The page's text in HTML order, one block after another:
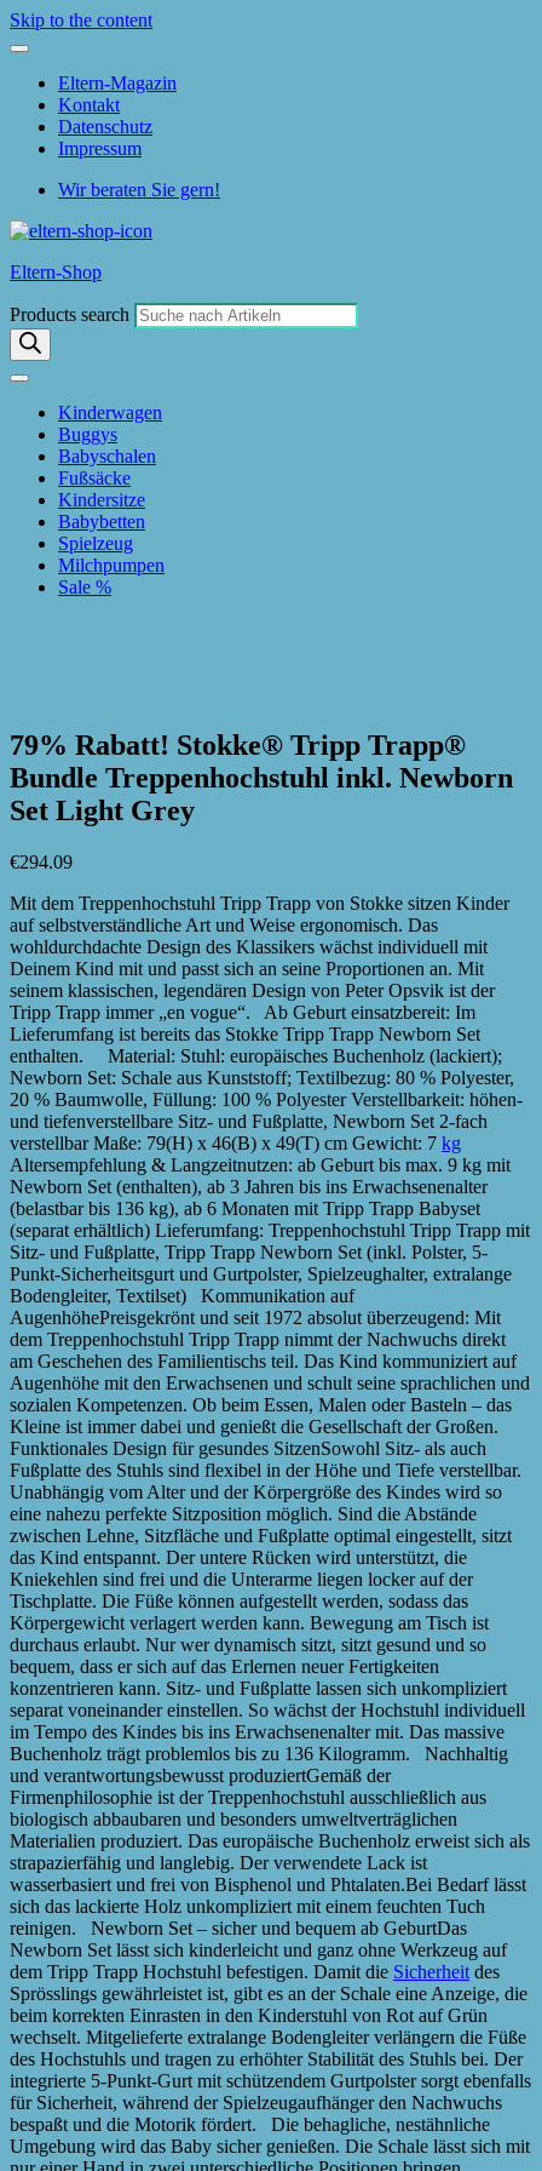
Skip to the content
Eltern-Magazin
Kontakt
Datenschutz
Impressum
Wir beraten Sie gern!
Eltern-Shop
Products search
Kinderwagen
Buggys
Babyschalen
Fußsäcke
Kindersitze
Babybetten
Spielzeug
Milchpumpen
Sale %
79% Rabatt! Stokke® Tripp Trapp®
Bundle Treppenhochstuhl inkl. Newborn
Set Light Grey
€294.09
Mit dem Treppenhochstuhl Tripp Trapp von Stokke sitzen Kinder
auf selbstverständliche Art und Weise ergonomisch. Das
wohldurchdachte Design des Klassikers wächst individuell mit
Deinem Kind mit und passt sich an seine Proportionen an. Mit
seinem klassischen, legendären Design von Peter Opsvik ist der
Tripp Trapp immer „en vogue“. Ab Geburt einsatzbereit: Im
Lieferumfang ist bereits das Stokke Tripp Trapp Newborn Set
enthalten. Material: Stuhl: europäisches Buchenholz (lackiert);
Newborn Set: Schale aus Kunststoff; Textilbezug: 80 % Polyester,
20 % Baumwolle, Füllung: 100 % Polyester Verstellbarkeit: höhen-
und tiefenverstellbare Sitz- und Fußplatte, Newborn Set 2-fach
verstellbar Maße: 79(H) x 46(B) x 49(T) cm Gewicht: 7 kg
Altersempfehlung & Langzeitnutzen: ab Geburt bis max. 9 kg mit
Newborn Set (enthalten), ab 3 Jahren bis ins Erwachsenenalter
(belastbar bis 136 kg), ab 6 Monaten mit Tripp Trapp Babyset
(separat erhältlich) Lieferumfang: Treppenhochstuhl Tripp Trapp mit
Sitz- und Fußplatte, Tripp Trapp Newborn Set (inkl. Polster, 5-
Punkt-Sicherheitsgurt und Gurtpolster, Spielzeughalter, extralange
Bodengleiter, Textilset) Kommunikation auf
AugenhöhePreisgekrönt und seit 1972 absolut überzeugend: Mit
dem Treppenhochstuhl Tripp Trapp nimmt der Nachwuchs direkt
am Geschehen des Familientischs teil. Das Kind kommuniziert auf
Augenhöhe mit den Erwachsenen und schult seine sprachlichen und
sozialen Kompetenzen. Ob beim Essen, Malen oder Basteln – das
Kleine ist immer dabei und genießt die Gesellschaft der Großen.
Funktionales Design für gesundes SitzenSowohl Sitz- als auch
Fußplatte des Stuhls sind flexibel in der Höhe und Tiefe verstellbar.
Unabhängig vom Alter und der Körpergröße des Kindes wird so
eine nahezu perfekte Sitzposition möglich. Sind die Abstände
zwischen Lehne, Sitzfläche und Fußplatte optimal eingestellt, sitzt
das Kind entspannt. Der untere Rücken wird unterstützt, die
Kniekehlen sind frei und die Unterarme liegen locker auf der
Tischplatte. Die Füße können aufgestellt werden, sodass das
Körpergewicht verlagert werden kann. Bewegung am Tisch ist
durchaus erlaubt. Nur wer dynamisch sitzt, sitzt gesund und so
bequem, dass er sich auf das Erlernen neuer Fertigkeiten
konzentrieren kann. Sitz- und Fußplatte lassen sich unkompliziert
separat voneinander einstellen. So wächst der Hochstuhl individuell
im Tempo des Kindes bis ins Erwachsenenalter mit. Das massive
Buchenholz trägt problemlos bis zu 136 Kilogramm. Nachhaltig
und verantwortungsbewusst produziertGemäß der
Firmenphilosophie ist der Treppenhochstuhl ausschließlich aus
biologisch abbaubaren und besonders umweltverträglichen
Materialien produziert. Das europäische Buchenholz erweist sich als
strapazierfähig und langlebig. Der verwendete Lack ist
wasserbasiert und frei von Bisphenol und Phtalaten.Bei Bedarf lässt
sich das lackierte Holz unkompliziert mit einem feuchten Tuch
reinigen. Newborn Set – sicher und bequem ab GeburtDas
Newborn Set lässt sich kinderleicht und ganz ohne Werkzeug auf
dem Tripp Trapp Hochstuhl befestigen. Damit die Sicherheit des
Sprösslings gewährleistet ist, gibt es an der Schale eine Anzeige, die
beim korrekten Einrasten in den Kinderstuhl von Rot auf Grün
wechselt. Mitgelieferte extralange Bodengleiter verlängern die Füße
des Hochstuhls und tragen zu erhöhter Stabilität des Stuhls bei. Der
integrierte 5-Punkt-Gurt mit schützendem Gurtpolster sorgt ebenfalls
für Sicherheit, während der Spielzeugaufhänger den Nachwuchs
bespaßt und die Motorik fördert. Die behagliche, nestähnliche
Umgebung wird das Baby sicher genießen. Die Schale lässt sich mit